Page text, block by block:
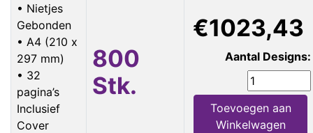
• Nietjes
Gebonden
• A4 (210 x
297 mm)
• 32
pagina’s
Inclusief
Cover
800
Stk.
€1023,43
Aantal Designs:
Toevoegen aan
Winkelwagen